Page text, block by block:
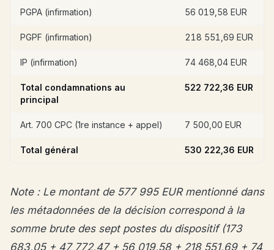
PGPA (infirmation) 56 019,58 EUR
PGPF (infirmation) 218 551,69 EUR
IP (infirmation) 74 468,04 EUR
Total condamnations au
principal
522 722,36 EUR
Art. 700 CPC (1re instance + appel) 7 500,00 EUR
Total général 530 222,36 EUR
Note : Le montant de 577 995 EUR mentionné dans
les métadonnées de la décision correspond à la
somme brute des sept postes du dispositif (173
683,05 + 47 772,47 + 56 019,58 + 218 551,69 + 74